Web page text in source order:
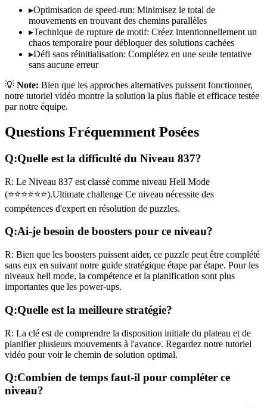
▸Optimisation de speed-run: Minimisez le total de
mouvements en trouvant des chemins parallèles
▸Technique de rupture de motif: Créez intentionnellement un
chaos temporaire pour débloquer des solutions cachées
▸Défi sans réinitialisation: Complétez en une seule tentative
sans aucune erreur
💡 Note: Bien que les approches alternatives puissent fonctionner,
notre tutoriel vidéo montre la solution la plus fiable et efficace testée
par notre équipe.
Questions Fréquemment Posées
Q:Quelle est la difficulté du Niveau 837?
R: Le Niveau 837 est classé comme niveau Hell Mode
(⭐⭐⭐⭐⭐⭐).Ultimate challenge Ce niveau nécessite des
compétences d'expert en résolution de puzzles.
Q:Ai-je besoin de boosters pour ce niveau?
R: Bien que les boosters puissent aider, ce puzzle peut être complété
sans eux en suivant notre guide stratégique étape par étape. Pour les
niveaux hell mode, la compétence et la planification sont plus
importantes que les power-ups.
Q:Quelle est la meilleure stratégie?
R: La clé est de comprendre la disposition initiale du plateau et de
planifier plusieurs mouvements à l'avance. Regardez notre tutoriel
vidéo pour voir le chemin de solution optimal.
Q:Combien de temps faut-il pour compléter ce
niveau?